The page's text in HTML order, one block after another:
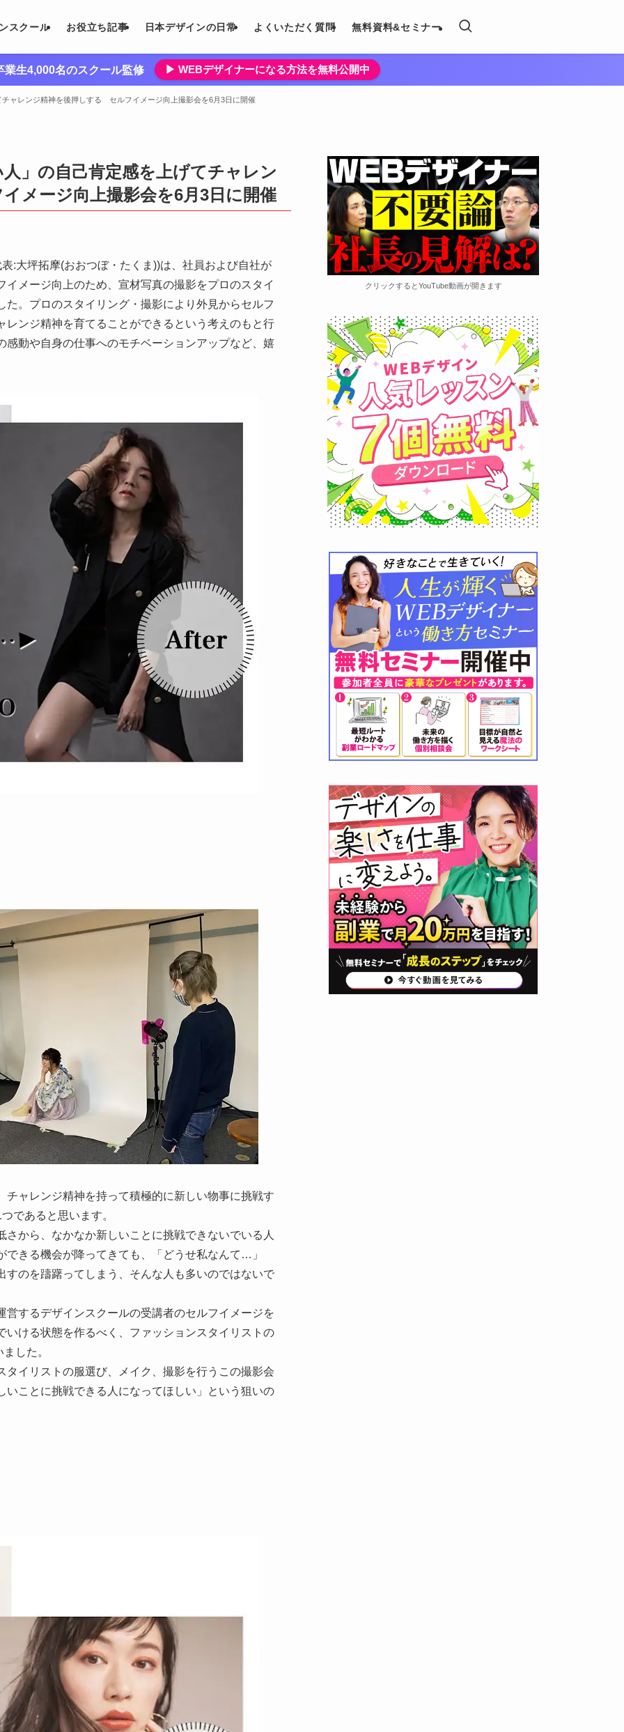
スクール お役立ち記事 日本デザインの日常 よくいただく質問 無料資料&セミナー
業生4,000名のスクール監修 ▶︎ WEBデザイナーになる方法を無料公開中
ャレンジ精神を後押しする セルフイメージ向上撮影会を6月3日に開催
」の自己肯定感を上げてチャレン
メージ向上撮影会を6月3日に開催
:大坪拓摩(おおつぼ・たくま))は、社員および自社が
メージ向上のため、宣材写真の撮影をプロのスタイ
。プロのスタイリング・撮影により外見からセルフ
ンジ精神を育てることができるという考えのもと行
動や自身の仕事へのモチベーションアップなど、嬉
ャレンジ精神を持って積極的に新しい物事に挑戦す
であると思います。
から、なかなか新しいことに挑戦できないでいる人
きる機会が降ってきても、「どうせ私なんて…」
のを躊躇ってしまう、そんな人も多いのではないで
するデザインスクールの受講者のセルフイメージを
ける状態を作るべく、ファッションスタイリストの
した。
イリストの服選び、メイク、撮影を行うこの撮影会
ことに挑戦できる人になってほしい」という狙いの
クリックするとYouTube動画が開きます